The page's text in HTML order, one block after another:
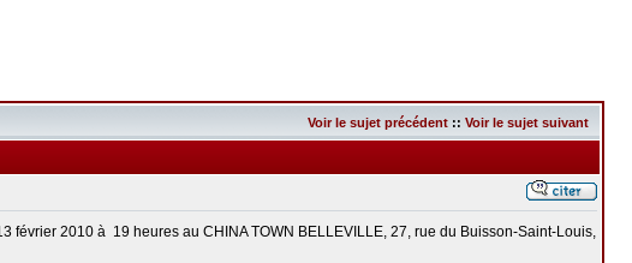
Voir le sujet précédent :: Voir le sujet suivant
2010 à 19 heures au CHINA TOWN BELLEVILLE, 27, rue du Buisson-Saint-Louis,